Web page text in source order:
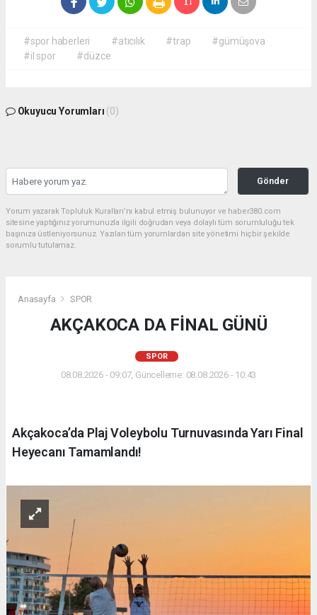
#spor haberleri #atıcılık #trap
#gümüşova
#il spor
#düzce
Okuyucu Yorumları (0)
Gönder
Yorum yazarak Topluluk Kuralları’nı kabul etmiş bulunuyor ve haber380.com
sitesine yaptığınız yorumunuzla ilgili doğrudan veya dolaylı tüm sorumluluğu tek
başınıza üstleniyorsunuz. Yazılan tüm yorumlardan site yönetimi hiçbir şekilde
sorumlu tutulamaz.
Anasayfa SPOR
AKÇAKOCA DA FİNAL GÜNÜ
SPOR
08.08.2026 - 09:07, Güncelleme: 08.08.2026 - 10:43
Akçakoca’da Plaj Voleybolu Turnuvasında Yarı Final
Heyecanı Tamamlandı!